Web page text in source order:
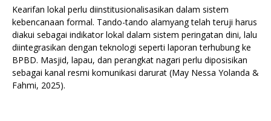
Kearifan lokal perlu diinstitusionalisasikan dalam sistem
kebencanaan formal. Tando-tando alamyang telah teruji harus
diakui sebagai indikator lokal dalam sistem peringatan dini, lalu
diintegrasikan dengan teknologi seperti laporan terhubung ke
BPBD. Masjid, lapau, dan perangkat nagari perlu diposisikan
sebagai kanal resmi komunikasi darurat (May Nessa Yolanda &
Fahmi, 2025).